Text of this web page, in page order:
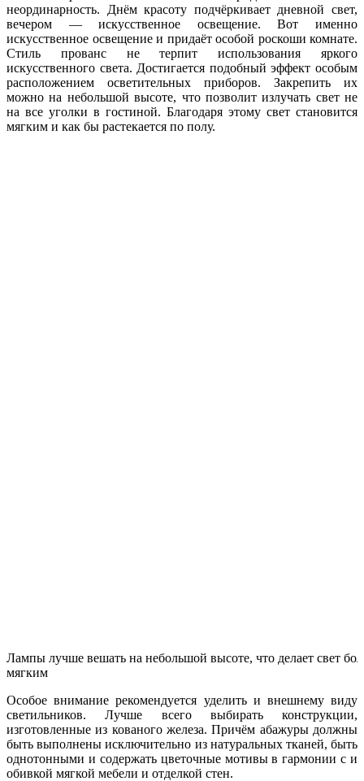
неординарность. Днём красоту подчёркивает дневной свет,
вечером — искусственное освещение. Вот именно
искусственное освещение и придаёт особой роскоши комнате.
Стиль прованс не терпит использования яркого
искусственного света. Достигается подобный эффект особым
расположением осветительных приборов. Закрепить их
можно на небольшой высоте, что позволит излучать свет не
на все уголки в гостиной. Благодаря этому свет становится
мягким и как бы растекается по полу.
Лампы лучше вешать на небольшой высоте, что делает свет
мягким
Особое внимание рекомендуется уделить и внешнему виду
светильников. Лучше всего выбирать конструкции,
изготовленные из кованого железа. Причём абажуры должны
быть выполнены исключительно из натуральных тканей, быть
однотонными и содержать цветочные мотивы в гармонии с и
обивкой мягкой мебели и отделкой стен.